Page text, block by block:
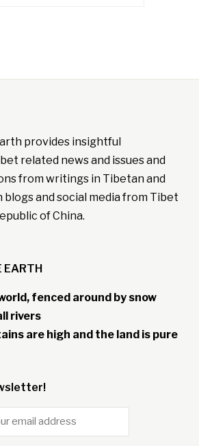
provides insightful
related news and issues and
from writings in Tibetan and
blogs and social media from Tibet
of China.
EARTH
fenced around by snow
rivers
are high and the land is pure